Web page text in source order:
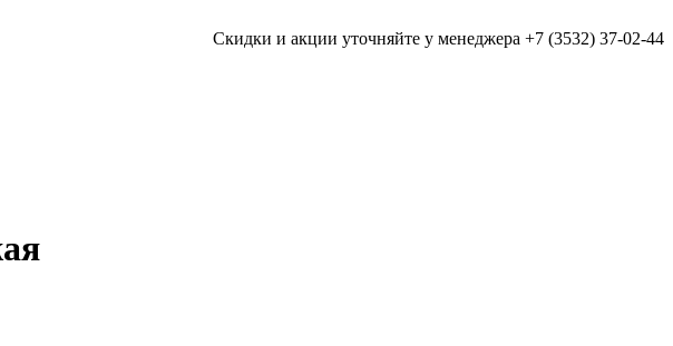
Скидки и акции уточняйте у менеджера +7 (3532) 37-02-44